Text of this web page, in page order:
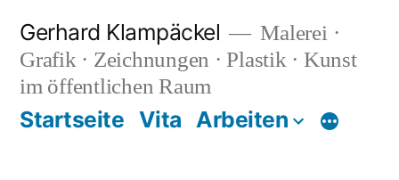
Inhalt
springen
Gerhard Klampäckel
Malerei ·
Grafik · Zeichnungen · Plastik · Kunst
im öffentlichen Raum
Startseite Vita Arbeiten Mehr